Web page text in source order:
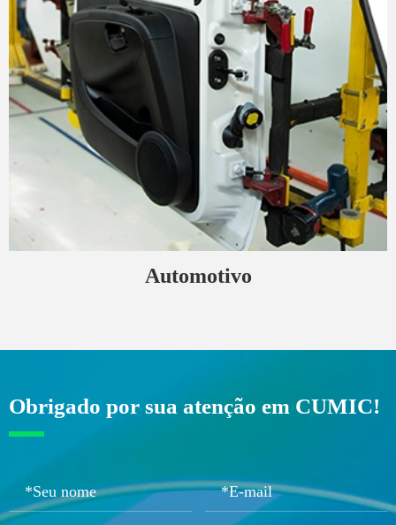
Automotivo
Obrigado por sua atenção em CUMIC!